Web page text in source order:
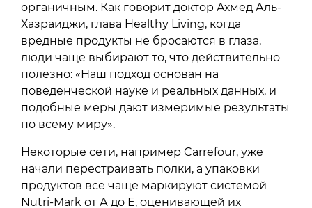
органичным. Как говорит доктор Ахмед Аль-
Хазраиджи, глава Healthy Living, когда
вредные продукты не бросаются в глаза,
люди чаще выбирают то, что действительно
полезно: «Наш подход основан на
поведенческой науке и реальных данных, и
подобные меры дают измеримые результаты
по всему миру».
Некоторые сети, например Carrefour, уже
начали перестраивать полки, а упаковки
продуктов все чаще маркируют системой
Nutri-Mark от А до Е, оценивающей их